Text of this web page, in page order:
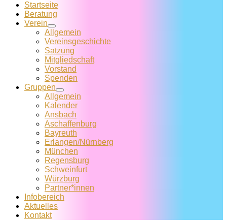
Startseite
Beratung
Verein
Allgemein
Vereins­geschichte
Satzung
Mitglied­schaft
Vorstand
Spenden
Gruppen
Allgemein
Kalender
Ansbach
Aschaffenburg
Bayreuth
Erlangen/Nürnberg
München
Regensburg
Schweinfurt
Würzburg
Partner*innen
Infobereich
Aktuelles
Kontakt